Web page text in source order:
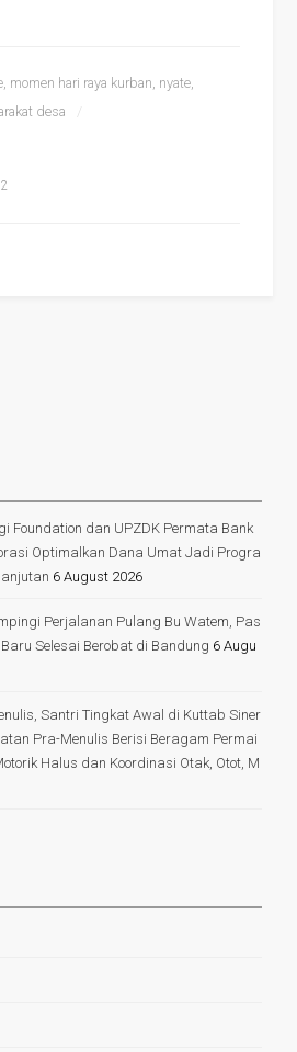
, momen hari raya kurban, nyate,
desa
Foundation dan UPZDK Permata Bank
Optimalkan Dana Umat Jadi Progra
6 August 2026
Perjalanan Pulang Bu Watem, Pas
Selesai Berobat di Bandung 6 Augu
Santri Tingkat Awal di Kuttab Siner
Pra-Menulis Berisi Beragam Permai
Halus dan Koordinasi Otak, Otot, M